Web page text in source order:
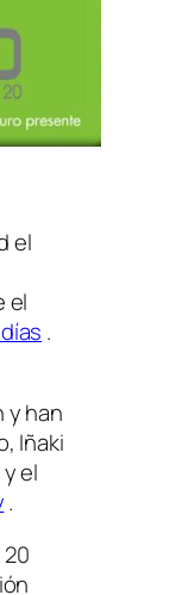
el
el
.
y han
Iñaki
el
.